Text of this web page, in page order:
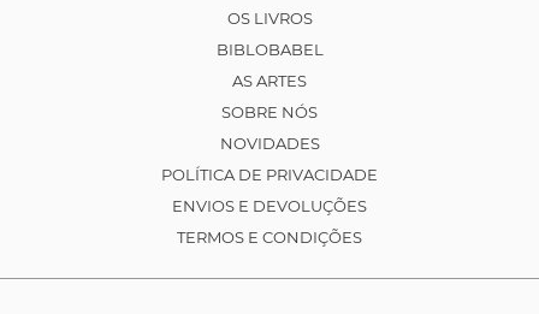
OS LIVROS
BIBLOBABEL
AS ARTES
SOBRE NÓS
NOVIDADES
POLÍTICA DE PRIVACIDADE
ENVIOS E DEVOLUÇÕES
TERMOS E CONDIÇÕES